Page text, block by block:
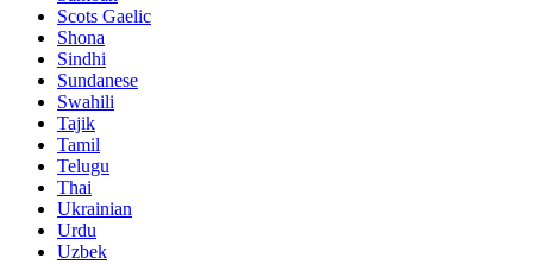
Scots Gaelic
Shona
Sindhi
Sundanese
Swahili
Tajik
Tamil
Telugu
Thai
Ukrainian
Urdu
Uzbek